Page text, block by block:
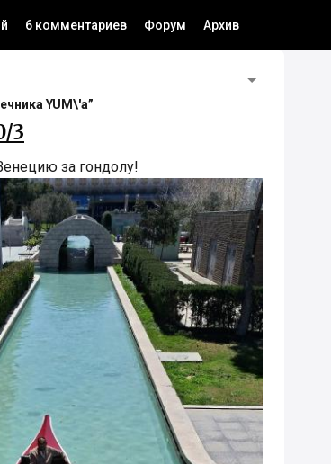
6 комментариев Форум Архив
YUM\'а”
3
за гондолу!